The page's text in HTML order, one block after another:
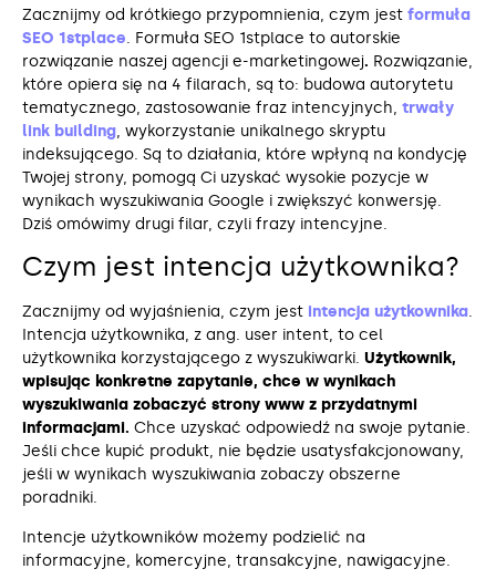
Zacznijmy od krótkiego przypomnienia, czym jest formuła
SEO 1stplace. Formuła SEO 1stplace to autorskie
rozwiązanie naszej agencji e-marketingowej. Rozwiązanie,
które opiera się na 4 filarach, są to: budowa autorytetu
tematycznego, zastosowanie fraz intencyjnych, trwały
link building, wykorzystanie unikalnego skryptu
indeksującego. Są to działania, które wpłyną na kondycję
Twojej strony, pomogą Ci uzyskać wysokie pozycje w
wynikach wyszukiwania Google i zwiększyć konwersję.
Dziś omówimy drugi filar, czyli frazy intencyjne.
Czym jest intencja użytkownika?
Zacznijmy od wyjaśnienia, czym jest intencja użytkownika.
Intencja użytkownika, z ang. user intent, to cel
użytkownika korzystającego z wyszukiwarki. Użytkownik,
wpisując konkretne zapytanie, chce w wynikach
wyszukiwania zobaczyć strony www z przydatnymi
informacjami. Chce uzyskać odpowiedź na swoje pytanie.
Jeśli chce kupić produkt, nie będzie usatysfakcjonowany,
jeśli w wynikach wyszukiwania zobaczy obszerne
poradniki.
Intencje użytkowników możemy podzielić na
informacyjne, komercyjne, transakcyjne, nawigacyjne.